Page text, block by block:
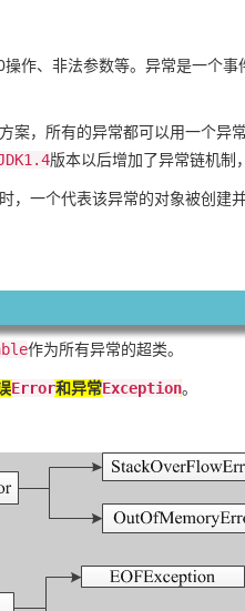
作、非法参数等。异常是一个
，所有的异常都可以用一个异
版本以后增加了异常链机制
，一个代表该异常的对象被创建
作为所有异常的超类。
Error和异常Exception。